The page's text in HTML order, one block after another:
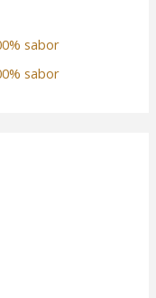
sabor
sabor